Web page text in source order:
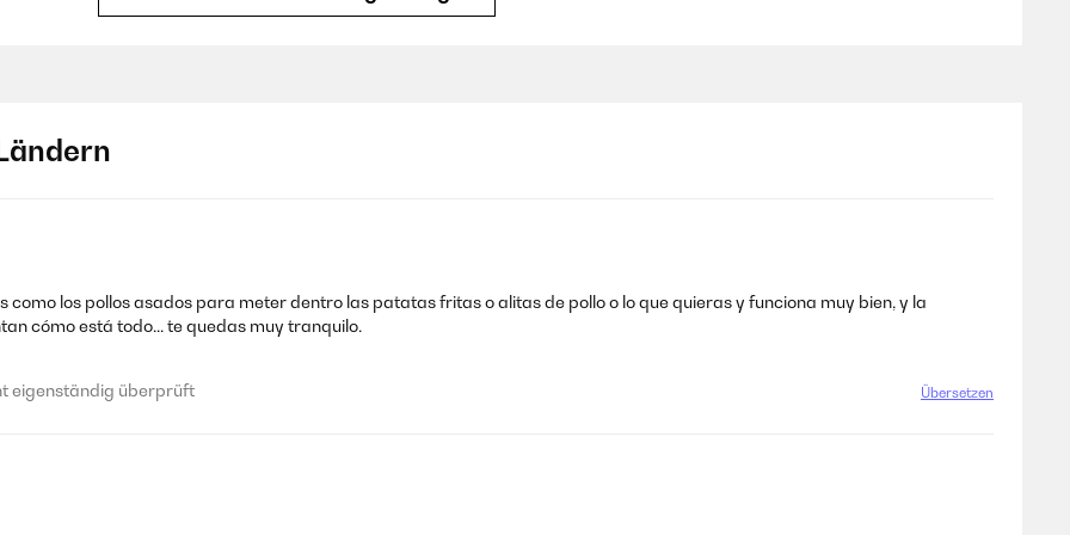
eigenständig überprüft
los pollos asados para meter dentro las patatas fritas o alitas de pollo o lo que quieras y funciona muy bien, y la
cómo está todo... te quedas muy tranquilo.
eigenständig überprüft Übersetzen